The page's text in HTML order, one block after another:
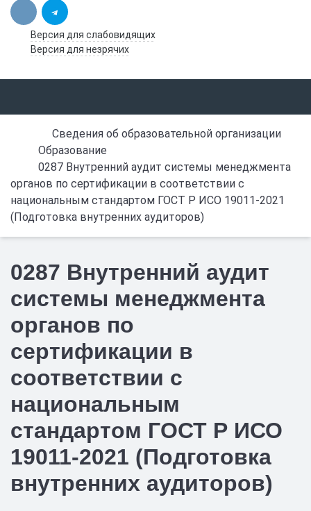
Версия для слабовидящих
Версия для незрячих
Сведения об образовательной организации
Образование
0287 Внутренний аудит системы менеджмента
органов по сертификации в соответствии с
национальным стандартом ГОСТ Р ИСО 19011-2021
(Подготовка внутренних аудиторов)
0287 Внутренний аудит
системы менеджмента
органов по
сертификации в
соответствии с
национальным
стандартом ГОСТ Р ИСО
19011-2021 (Подготовка
внутренних аудиторов)